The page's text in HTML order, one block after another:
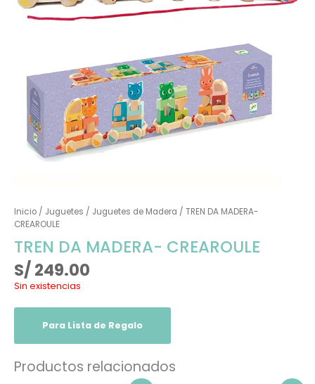
Inicio/ Juguetes / Juguetes de Madera / TREN DA MADERA-
CREAROULE
TREN DA MADERA- CREAROULE
S/249.00
Sin existencias
Para Lista de Regalo
Productos relacionados